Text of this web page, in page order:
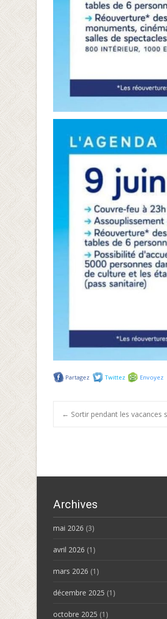
Partagez Twittez Envoyez
Post
← Sortir pendant les vacances
Archives
mai 2026 (3)
avril 2026 (1)
mars 2026 (1)
décembre 2025 (1)
octobre 2025 (1)